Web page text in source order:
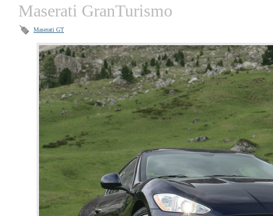
Maserati GranTurismo
Maserati GT